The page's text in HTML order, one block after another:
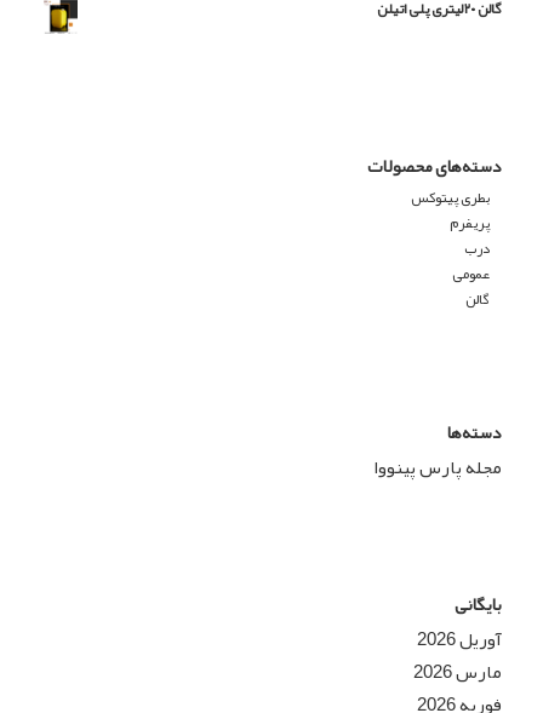
گالن ۲۰لیتری پلی اتیلن
دسته‌های محصولات
بطری پیتوکس
پریفرم
درب
عمومی
گالن
دسته‌ها
مجله پارس پینووا
بایگانی
آوریل 2026
مارس 2026
فوریه 2026